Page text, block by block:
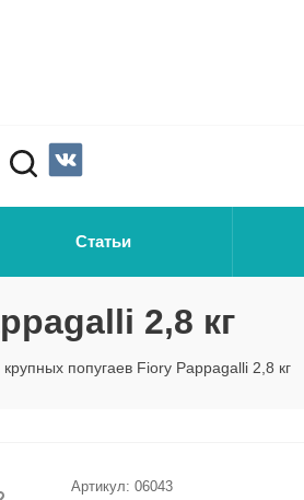
Статьи
2,8 кг
попугаев Fiory Pappagalli 2,8 кг
Артикул: 06043